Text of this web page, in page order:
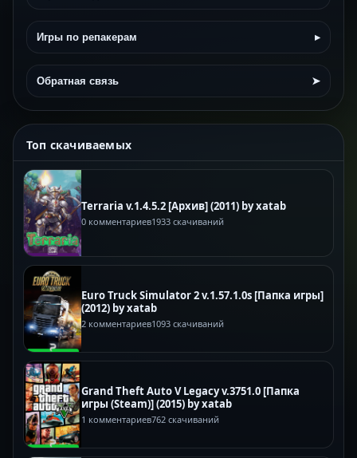
Игры по репакерам ▸
Обратная связь ➤
Топ скачиваемых
Terraria v.1.4.5.2 [Архив] (2011) by xatab
0 комментариев1933 скачиваний
Euro Truck Simulator 2 v.1.57.1.0s [Папка игры]
(2012) by xatab
2 комментариев1093 скачиваний
Grand Theft Auto V Legacy v.3751.0 [Папка
игры (Steam)] (2015) by xatab
1 комментариев762 скачиваний